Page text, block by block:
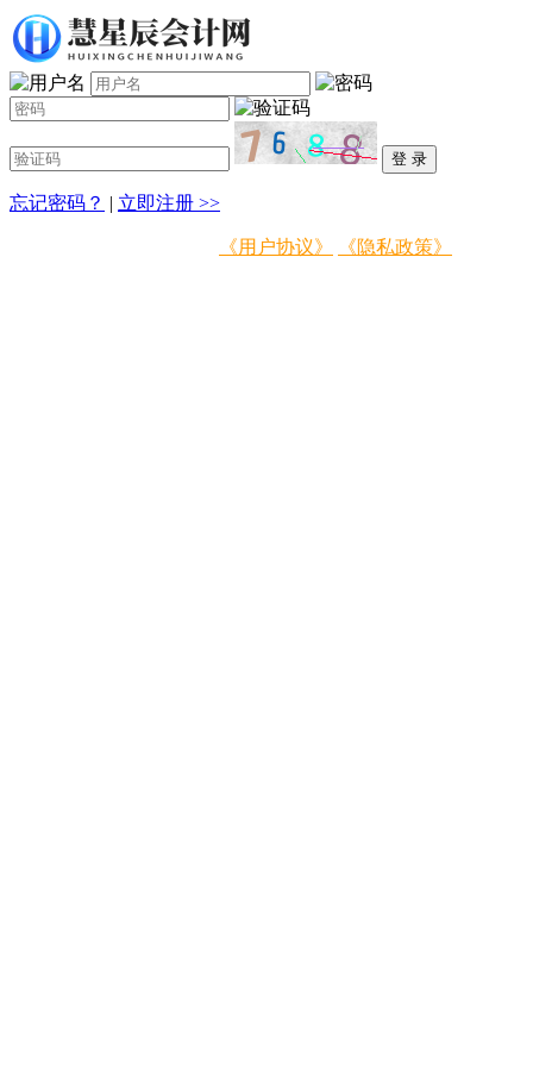
忘记密码？ | 立即注册 >>
《用户协议》 《隐私政策》